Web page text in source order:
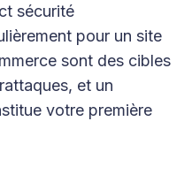
sécurité
pour un site
sont des cibles
et un
votre première